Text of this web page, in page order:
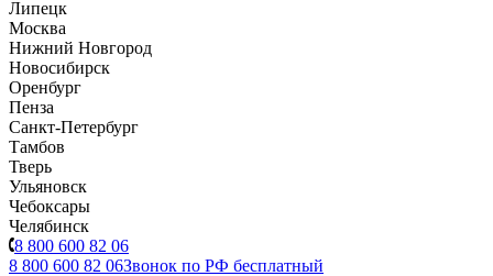
Липецк
Москва
Нижний Новгород
Новосибирск
Оренбург
Пенза
Санкт-Петербург
Тамбов
Тверь
Ульяновск
Чебоксары
Челябинск
8 800 600 82 06
8 800 600 82 06Звонок по РФ бесплатный